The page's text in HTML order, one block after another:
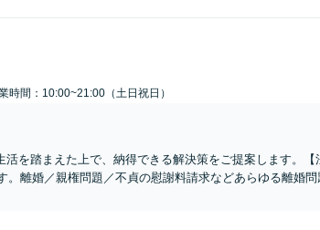
時間：10:00~21:00（土日祝日）
活を踏まえた上で、納得できる解決策をご提案します。
。離婚／親権問題／不貞の慰謝料請求などあらゆる離婚